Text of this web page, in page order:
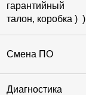
гарантийный
талон, коробка ) )
Смена ПО
Диагностика